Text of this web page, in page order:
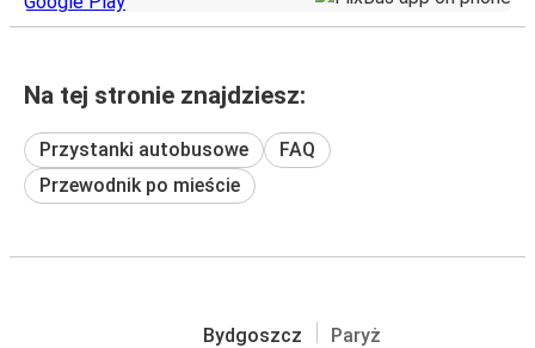
Na tej stronie znajdziesz:
Przystanki autobusowe
FAQ
Przewodnik po mieście
Bydgoszcz Paryż